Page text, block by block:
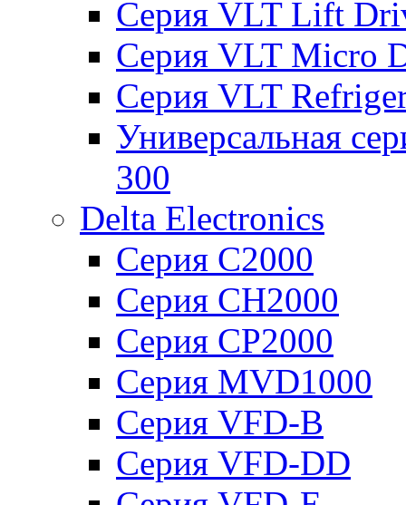
Серия VLT Lift
Серия VLT Micro
Серия VLT
Универсальная
300
Delta Electronics
Серия C2000
Серия CH2000
Серия CP2000
Серия MVD1000
Серия VFD-B
Серия VFD-DD